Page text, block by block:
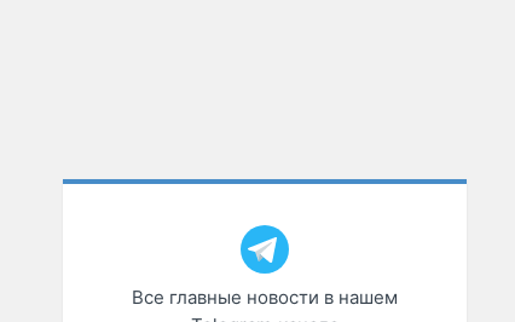
Все главные новости в нашем